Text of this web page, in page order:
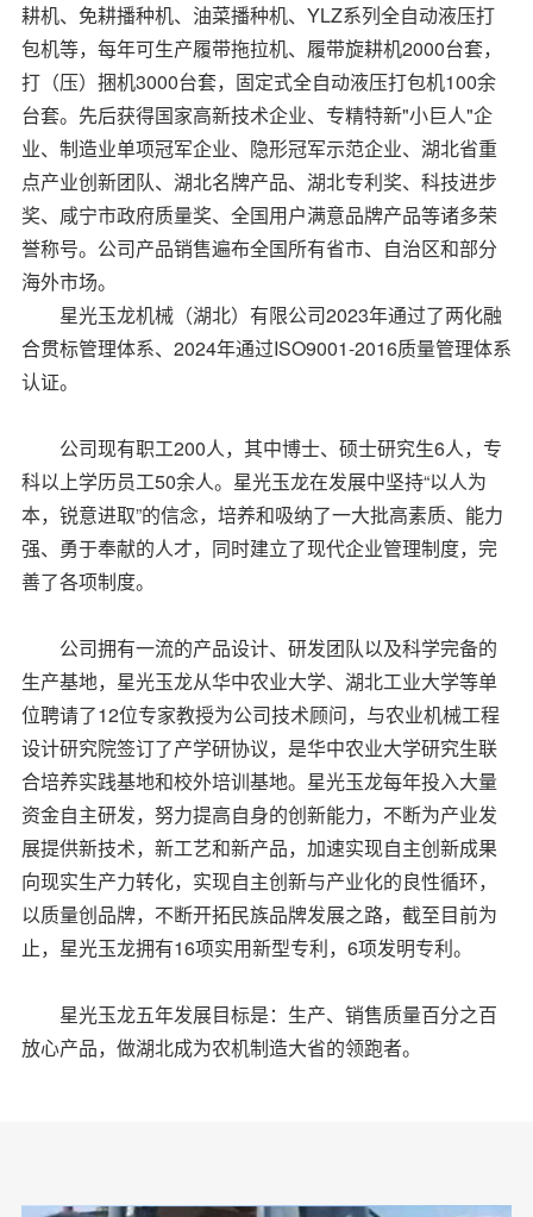
耕机、免耕播种机、油菜播种机、YLZ系列全自动液压打
包机等，每年可生产履带拖拉机、履带旋耕机2000台套，
打（压）捆机3000台套，固定式全自动液压打包机100余
台套。先后获得国家高新技术企业、专精特新"小巨人"企
业、制造业单项冠军企业、隐形冠军示范企业、湖北省重
点产业创新团队、湖北名牌产品、湖北专利奖、科技进步
奖、咸宁市政府质量奖、全国用户满意品牌产品等诸多荣
誉称号。公司产品销售遍布全国所有省市、自治区和部分
海外市场。
星光玉龙机械（湖北）有限公司2023年通过了两化融
合贯标管理体系、2024年通过ISO9001-2016质量管理体系
认证。
公司现有职工200人，其中博士、硕士研究生6人，专
科以上学历员工50余人。星光玉龙在发展中坚持“以人为
本，锐意进取”的信念，培养和吸纳了一大批高素质、能力
强、勇于奉献的人才，同时建立了现代企业管理制度，完
善了各项制度。
公司拥有一流的产品设计、研发团队以及科学完备的
生产基地，星光玉龙从华中农业大学、湖北工业大学等单
位聘请了12位专家教授为公司技术顾问，与农业机械工程
设计研究院签订了产学研协议，是华中农业大学研究生联
合培养实践基地和校外培训基地。星光玉龙每年投入大量
资金自主研发，努力提高自身的创新能力，不断为产业发
展提供新技术，新工艺和新产品，加速实现自主创新成果
向现实生产力转化，实现自主创新与产业化的良性循环，
以质量创品牌，不断开拓民族品牌发展之路，截至目前为
止，星光玉龙拥有16项实用新型专利，6项发明专利。
星光玉龙五年发展目标是：生产、销售质量百分之百
放心产品，做湖北成为农机制造大省的领跑者。